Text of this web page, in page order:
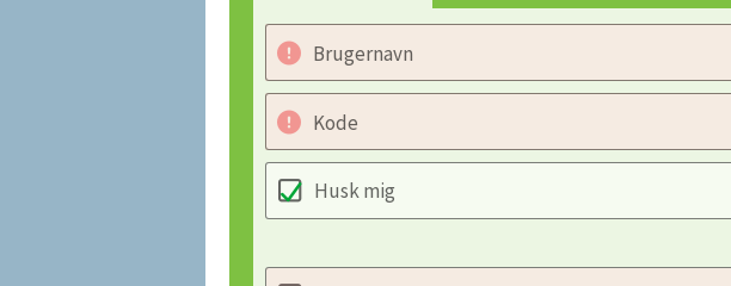
Brugernavn
Kode
Husk mig